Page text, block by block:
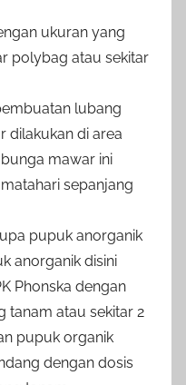
ukuran yang
polybag atau sekitar
lubang
dilakukan di area
mawar ini
sepanjang
pupuk anorganik
anorganik disini
Phonska dengan
tanam atau sekitar 2
pupuk organik
dengan dosis